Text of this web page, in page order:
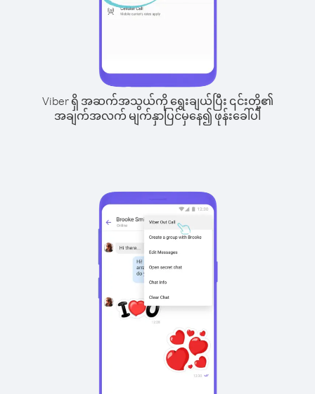
Viber ရှိ အဆက်အသွယ်ကို ရွေးချယ်ပြီး ၎င်းတို့၏
အချက်အလက် မျက်နှာပြင်မှနေ၍ ဖုန်းခေါ်ပါ